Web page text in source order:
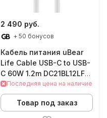
2 490 руб.
+ 50 бонусов
Кабель питания uBear
Life Cable USB-C to USB-
C 60W 1.2m DC21BL12LF-
CC (Black)
Последняя цена на наличие
Товар под заказ